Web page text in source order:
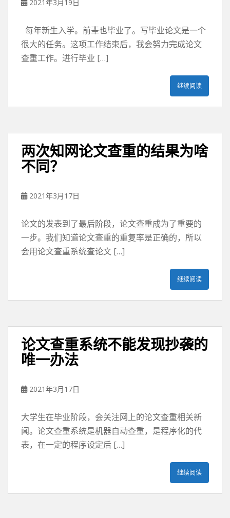
2021年3月19日
每年新生入学。前辈也毕业了。写毕业论文是一个
很大的任务。这项工作结束后，我会努力完成论文
查重工作。进行毕业 […]
继续阅读
两次知网论文查重的结果为啥
不同？
2021年3月17日
论文的发表到了最后阶段，论文查重成为了重要的
一步。我们知道论文查重的重复率是正确的，所以
会用论文查重系统查论文 […]
继续阅读
论文查重系统不能发现抄袭的
唯一办法
2021年3月17日
大学生在毕业阶段，会关注网上的论文查重相关新
闻。论文查重系统是机器自动查重，是程序化的代
表，在一定的程序设定后 […]
继续阅读